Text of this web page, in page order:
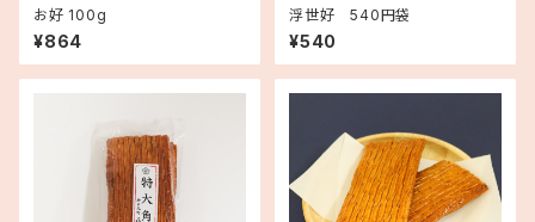
お好 100g
¥864
浮世好 540円袋
¥540